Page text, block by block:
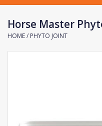
Verzorgingsproducten
Farnam
Horse Master
HOME/ PHYTO JOINT